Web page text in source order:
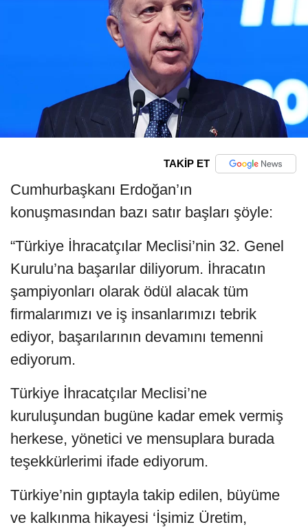
TAKİP ET
Cumhurbaşkanı Erdoğan’ın
konuşmasından bazı satır başları şöyle:
“Türkiye İhracatçılar Meclisi’nin 32. Genel
Kurulu’na başarılar diliyorum. İhracatın
şampiyonları olarak ödül alacak tüm
firmalarımızı ve iş insanlarımızı tebrik
ediyor, başarılarının devamını temenni
ediyorum.
Türkiye İhracatçılar Meclisi’ne
kuruluşundan bugüne kadar emek vermiş
herkese, yönetici ve mensuplara burada
teşekkürlerimi ifade ediyorum.
Türkiye’nin gıptayla takip edilen, büyüme
ve kalkınma hikayesi ‘İşimiz Üretim,